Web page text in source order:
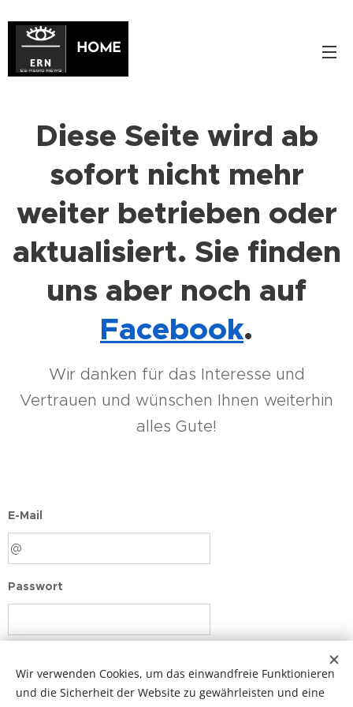
HOME
Diese Seite wird ab
sofort nicht mehr
weiter betrieben oder
aktualisiert. Sie finden
uns aber noch auf
Facebook.
Wir danken für das Interesse und
Vertrauen und wünschen Ihnen weiterhin
alles Gute!
E-Mail
Passwort
Wir verwenden Cookies, um das einwandfreie Funktionieren
und die Sicherheit der Website zu gewährleisten und eine